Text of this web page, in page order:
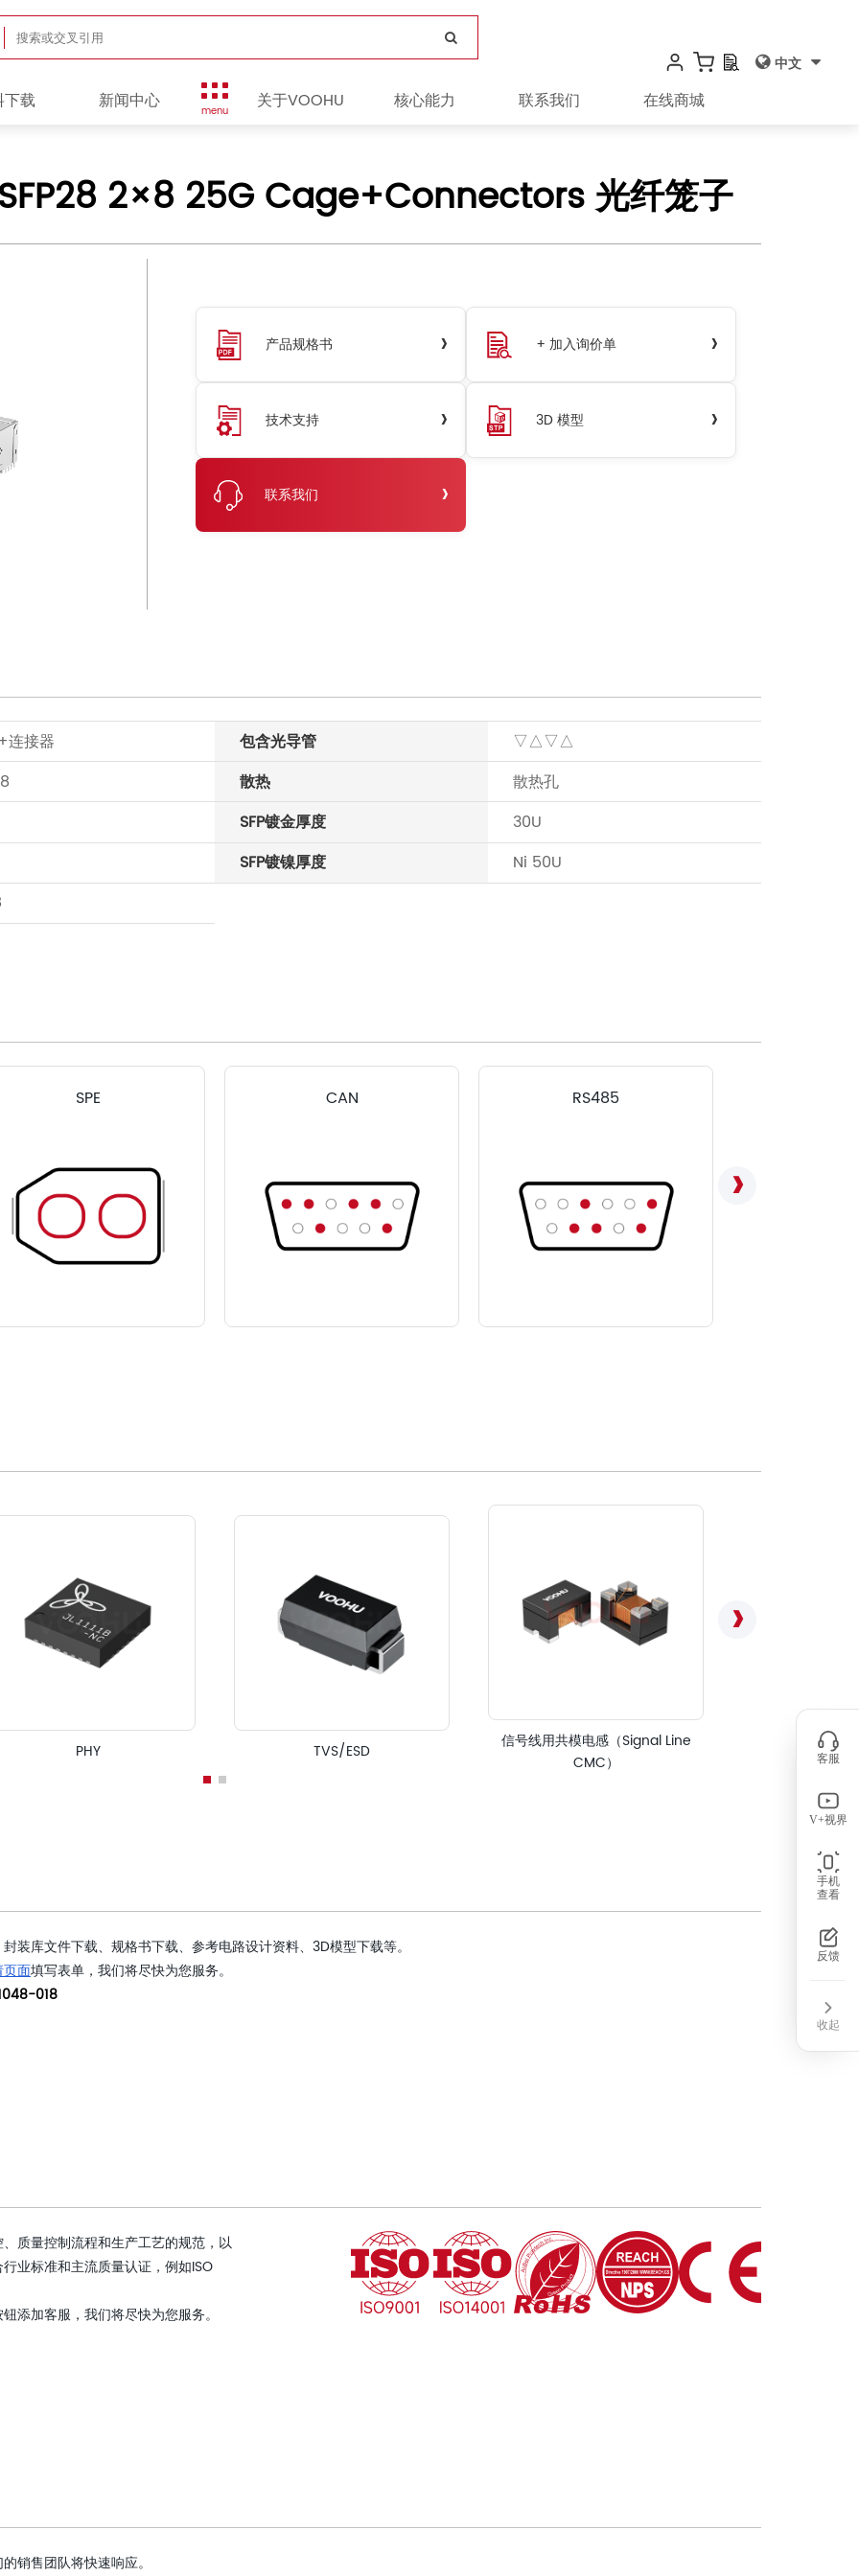
下载 新闻中心 menu 关于VOOHU 核心能力 联系我们 在线商城
中文
SFP28 2×8 25G Cage+Connectors 光纤笼子
产品规格书 › + 加入询价单 ›
技术支持 › 3D 模型 ›
联系我们 ›
连接器
包含光导管
▽△▽△
散热
散热孔
SFP镀金厚度
30U
SFP镀镍厚度
Ni 50U
SPE CAN RS485
PHY TVS/ESD
信号线用共模电感（Signal Line
CMC）
装库文件下载、规格书下载、参考电路设计资料、3D模型下载等。
面填写表单，我们将尽快为您服务。
018
质量控制流程和生产工艺的规范，以
业标准和主流质量认证，例如ISO
添加客服，我们将尽快为您服务。
销售团队将快速响应。
客服
V+视界
手机
查看
反馈
收起